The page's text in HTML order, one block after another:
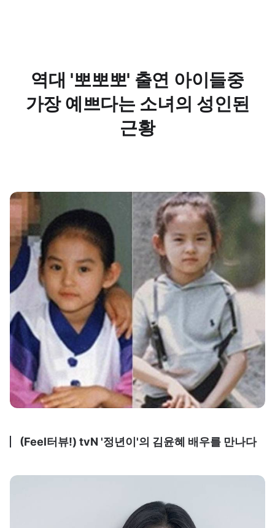
역대 '뽀뽀뽀' 출연 아이들중
가장 예쁘다는 소녀의 성인된
근황
(Feel터뷰!) tvN '정년이'의 김윤혜 배우를 만나다